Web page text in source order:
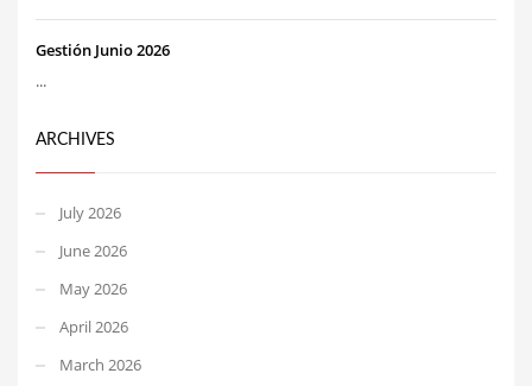
Gestión Junio 2026
...
ARCHIVES
July 2026
June 2026
May 2026
April 2026
March 2026